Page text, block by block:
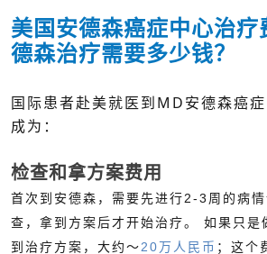
美国安德森癌症中心治疗
德森治疗需要多少钱？
国际患者赴美就医到MD安德森癌
成为：
检查和拿方案费用
首次到安德森，需要先进行2-3周的病
查，拿到方案后才开始治疗。 如果只是
到治疗方案，大约～20万人民币 ；这个